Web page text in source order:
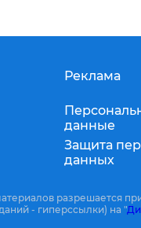
Реклама
данные
Защита
данных
разрешается
- гиперссылки) на "